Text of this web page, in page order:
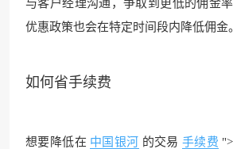
与客户经理沟通，争取到更低的佣金
优惠政策也会在特定时间段内降低佣金。
如何省手续费
想要降低在 中国银河 的交易 手续费